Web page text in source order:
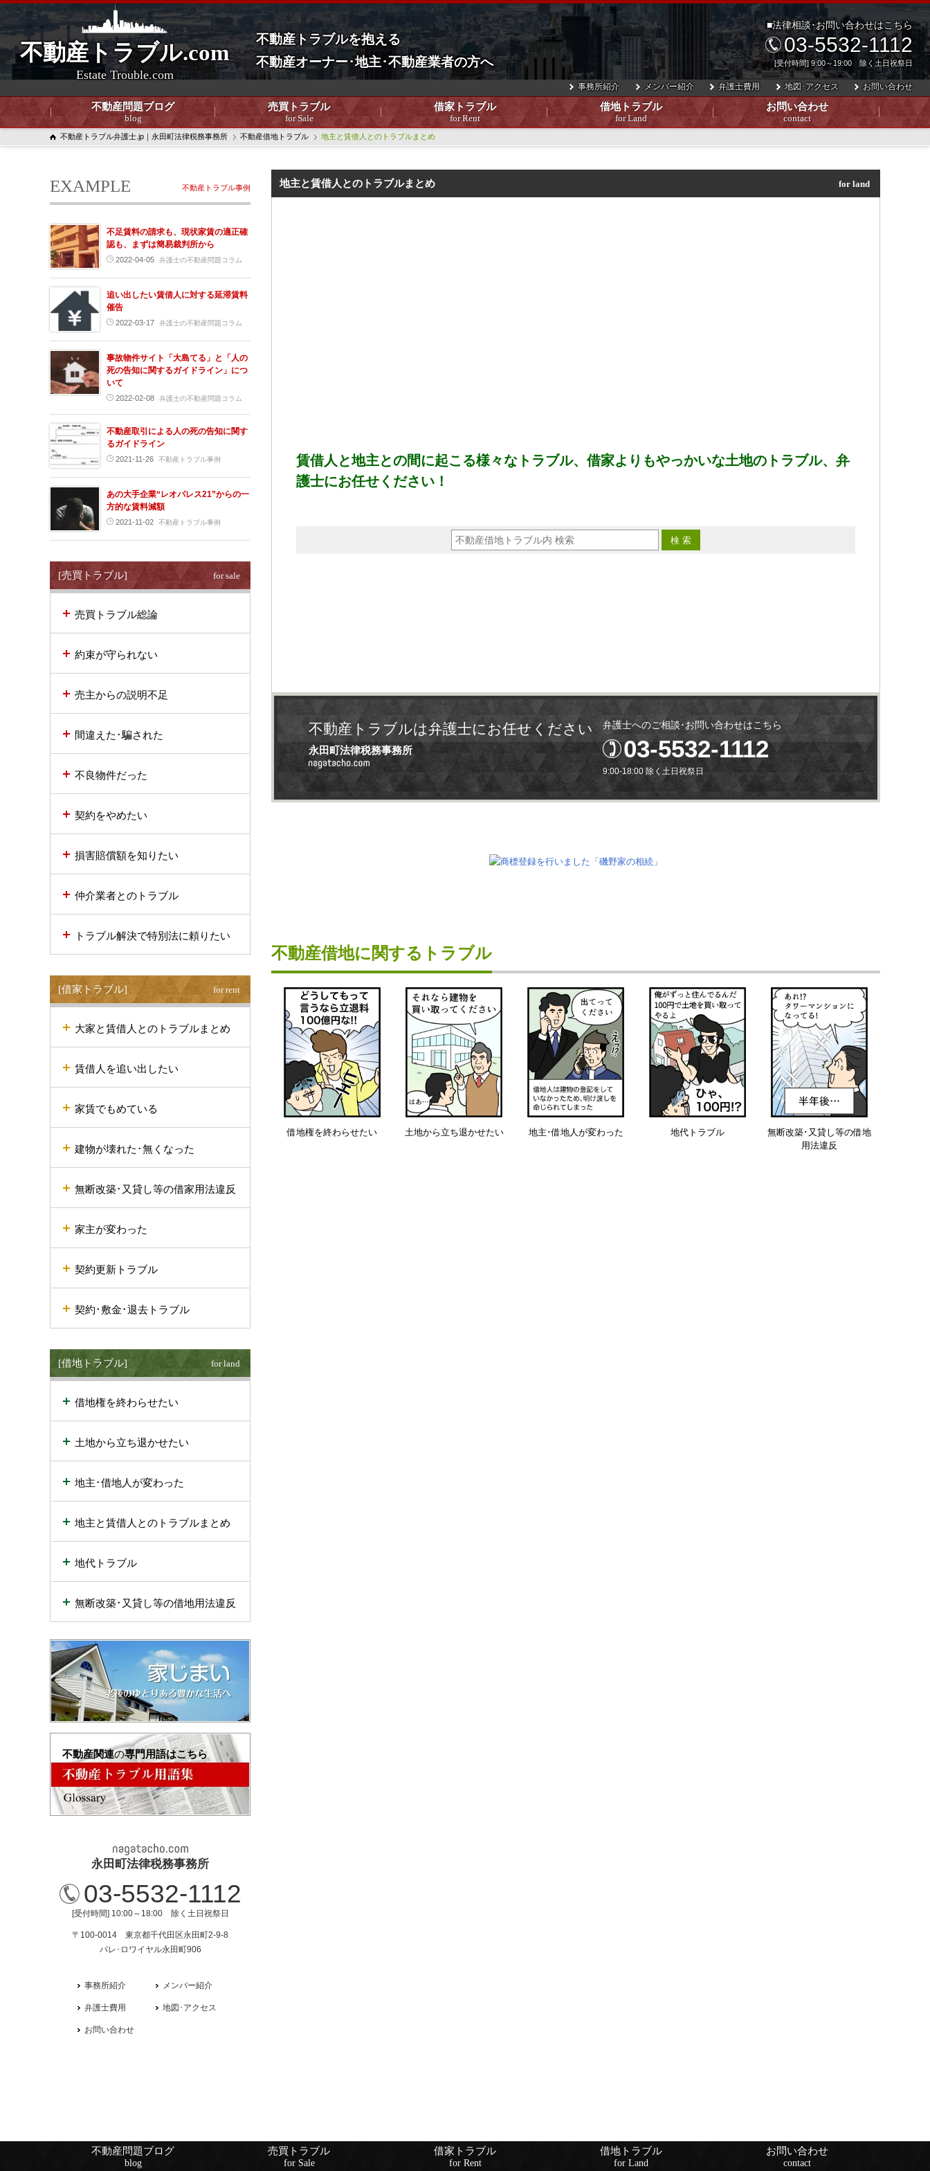
不動産トラブル.com
Estate Trouble.com
不動産トラブルを抱える
不動産オーナー･地主･不動産業者の方へ
不動産問題ブログ
blog
売買トラブル
for Sale
借家トラブル
for Rent
借地トラブル
for Land
お問い合わせ
contact
事務所紹介 メンバー紹介 弁護士費用 地図･アクセス お問い合わせ
■法律相談･お問い合わせはこちら
03-5532-1112
[受付時間] 9:00～19:00 除く土日祝祭日
不動産トラブル弁護士.jp｜永田町法律税務事務所 不動産借地トラブル 地主と賃借人とのトラブルまとめ
地主と賃借人とのトラブルまとめ for land
賃借人と地主との間に起こる様々なトラブル、借家よりもやっかいな土地のトラブル、弁
護士にお任せください！
不動産トラブルは弁護士にお任せください
永田町法律税務事務所
弁護士へのご相談･お問い合わせはこちら
03-5532-1112
9:00-18:00 除く土日祝祭日
不動産借地に関するトラブル
借地権を終わらせたい 土地から立ち退かせたい 地主･借地人が変わった 地代トラブル
無断改築･又貸し等の借地
用法違反
不動産トラブル事例
EXAMPLE
不足賃料の請求も、現状家賃の適正確
認も、まずは簡易裁判所から
2022-04-05 弁護士の不動産問題コラム
追い出したい賃借人に対する延滞賃料
催告
2022-03-17 弁護士の不動産問題コラム
事故物件サイト「大島てる」と「人の
死の告知に関するガイドライン」につ
いて
2022-02-08 弁護士の不動産問題コラム
不動産取引による人の死の告知に関す
るガイドライン
2021-11-26 不動産トラブル事例
あの大手企業“レオパレス21”からの一
方的な賃料減額
2021-11-02 不動産トラブル事例
[売買トラブル] for sale
売買トラブル総論
約束が守られない
売主からの説明不足
間違えた･騙された
不良物件だった
契約をやめたい
損害賠償額を知りたい
仲介業者とのトラブル
トラブル解決で特別法に頼りたい
[借家トラブル] for rent
大家と賃借人とのトラブルまとめ
賃借人を追い出したい
家賃でもめている
建物が壊れた･無くなった
無断改築･又貸し等の借家用法違反
家主が変わった
契約更新トラブル
契約･敷金･退去トラブル
[借地トラブル] for land
借地権を終わらせたい
土地から立ち退かせたい
地主･借地人が変わった
地主と賃借人とのトラブルまとめ
地代トラブル
無断改築･又貸し等の借地用法違反
不動産関連の専門用語はこちら
永田町法律税務事務所
03-5532-1112
[受付時間] 10:00～18:00 除く土日祝祭日
〒100-0014 東京都千代田区永田町2-9-8
パレ･ロワイヤル永田町906
事務所紹介 メンバー紹介
弁護士費用 地図･アクセス
お問い合わせ
不動産問題ブログ
blog
売買トラブル
for Sale
借家トラブル
for Rent
借地トラブル
for Land
お問い合わせ
contact